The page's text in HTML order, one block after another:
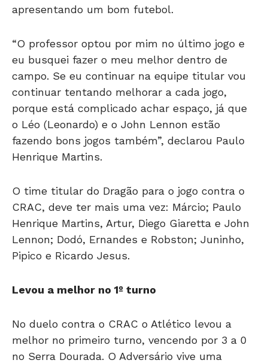
apresentando um bom futebol.
“O professor optou por mim no último jogo e
eu busquei fazer o meu melhor dentro de
campo. Se eu continuar na equipe titular vou
continuar tentando melhorar a cada jogo,
porque está complicado achar espaço, já que
o Léo (Leonardo) e o John Lennon estão
fazendo bons jogos também”, declarou Paulo
Henrique Martins.
O time titular do Dragão para o jogo contra o
CRAC, deve ter mais uma vez: Márcio; Paulo
Henrique Martins, Artur, Diego Giaretta e John
Lennon; Dodó, Ernandes e Robston; Juninho,
Pipico e Ricardo Jesus.
Levou a melhor no 1º turno
No duelo contra o CRAC o Atlético levou a
melhor no primeiro turno, vencendo por 3 a 0
no Serra Dourada. O Adversário vive uma